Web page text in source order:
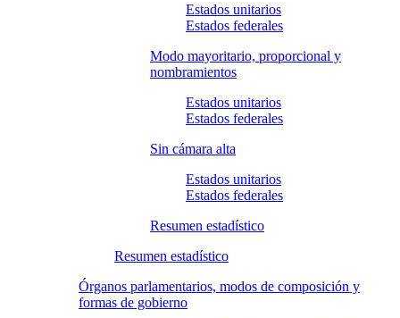
Estados unitarios
Estados federales
Modo mayoritario, proporcional y
nombramientos
Estados unitarios
Estados federales
Sin cámara alta
Estados unitarios
Estados federales
Resumen estadístico
Resumen estadístico
Órganos parlamentarios, modos de composición y
formas de gobierno